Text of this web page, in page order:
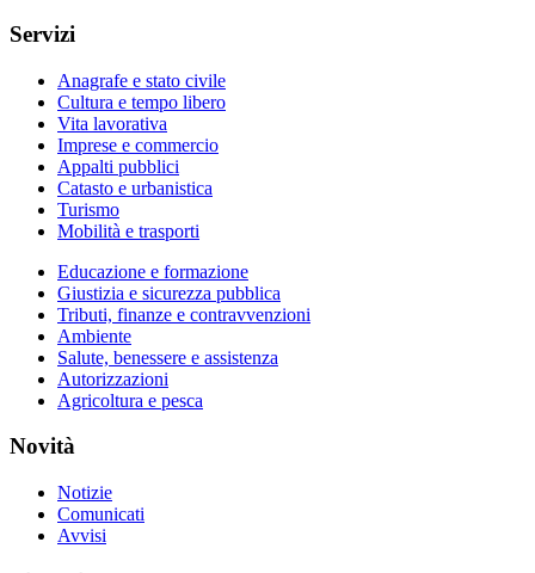
Servizi
Anagrafe e stato civile
Cultura e tempo libero
Vita lavorativa
Imprese e commercio
Appalti pubblici
Catasto e urbanistica
Turismo
Mobilità e trasporti
Educazione e formazione
Giustizia e sicurezza pubblica
Tributi, finanze e contravvenzioni
Ambiente
Salute, benessere e assistenza
Autorizzazioni
Agricoltura e pesca
Novità
Notizie
Comunicati
Avvisi